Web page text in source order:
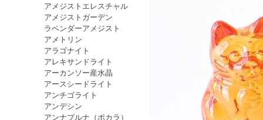
アメジストエレスチャル
アメジストガーデン
ラベンダーアメジスト
アメトリン
アラゴナイト
アレキサンドライト
アーカンソー産水晶
アースシードライト
アンチゴライト
アンデシン
アンナプルナ（ポカラ）